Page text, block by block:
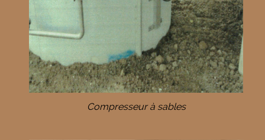
Compresseur à sables